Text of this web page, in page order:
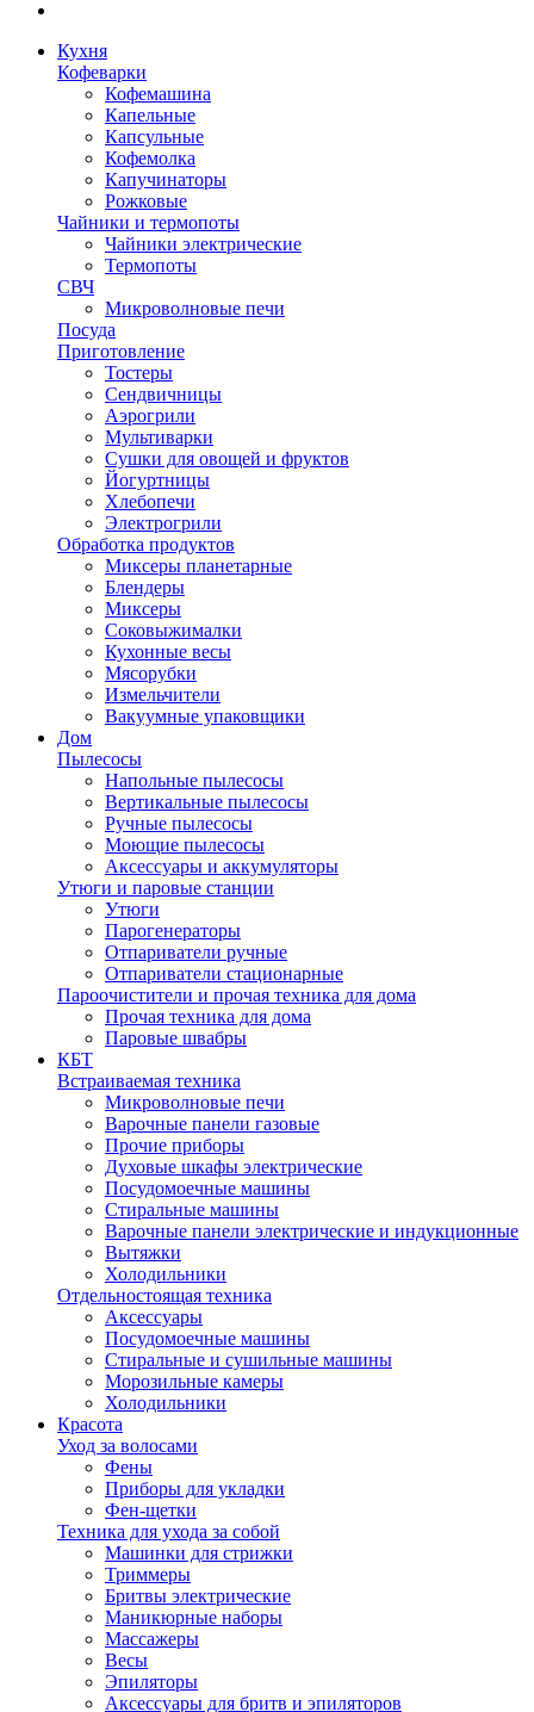
Кухня
Кофеварки
Кофемашина
Капельные
Капсульные
Кофемолка
Капучинаторы
Рожковые
Чайники и термопоты
Чайники электрические
Термопоты
СВЧ
Микроволновые печи
Посуда
Приготовление
Тостеры
Сендвичницы
Аэрогрили
Мультиварки
Сушки для овощей и фруктов
Йогуртницы
Хлебопечи
Электрогрили
Обработка продуктов
Миксеры планетарные
Блендеры
Миксеры
Соковыжималки
Кухонные весы
Мясорубки
Измельчители
Вакуумные упаковщики
Дом
Пылесосы
Напольные пылесосы
Вертикальные пылесосы
Ручные пылесосы
Моющие пылесосы
Аксессуары и аккумуляторы
Утюги и паровые станции
Утюги
Парогенераторы
Отпариватели ручные
Отпариватели стационарные
Пароочистители и прочая техника для дома
Прочая техника для дома
Паровые швабры
КБТ
Встраиваемая техника
Микроволновые печи
Варочные панели газовые
Прочие приборы
Духовые шкафы электрические
Посудомоечные машины
Стиральные машины
Варочные панели электрические и индукционные
Вытяжки
Холодильники
Отдельностоящая техника
Аксессуары
Посудомоечные машины
Стиральные и сушильные машины
Морозильные камеры
Холодильники
Красота
Уход за волосами
Фены
Приборы для укладки
Фен-щетки
Техника для ухода за собой
Машинки для стрижки
Триммеры
Бритвы электрические
Маникюрные наборы
Массажеры
Весы
Эпиляторы
Аксессуары для бритв и эпиляторов